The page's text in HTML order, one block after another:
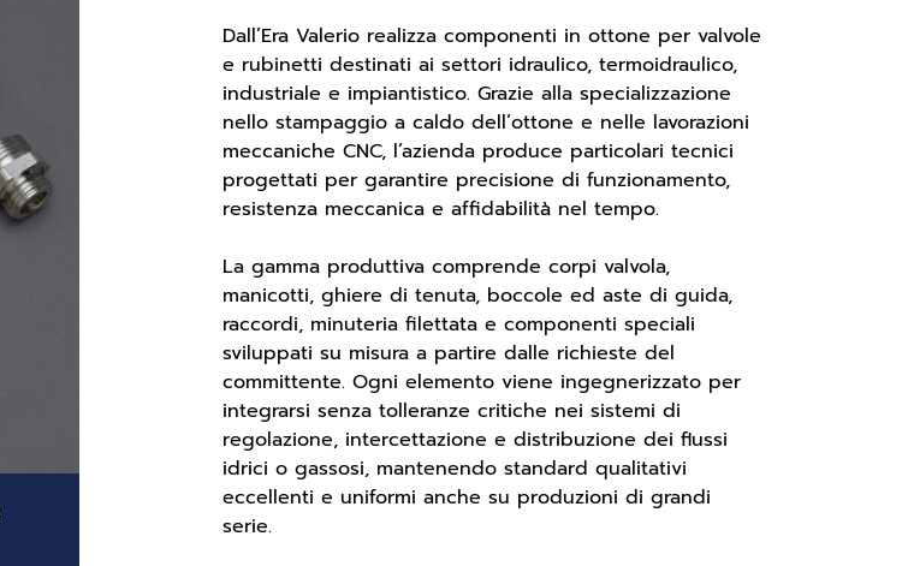
Dall’Era Valerio realizza componenti in ottone per valvole
e rubinetti destinati ai settori idraulico, termoidraulico,
industriale e impiantistico. Grazie alla specializzazione
nello stampaggio a caldo dell’ottone e nelle lavorazioni
meccaniche CNC, l’azienda produce particolari tecnici
progettati per garantire precisione di funzionamento,
resistenza meccanica e affidabilità nel tempo.
La gamma produttiva comprende corpi valvola,
manicotti, ghiere di tenuta, boccole ed aste di guida,
raccordi, minuteria filettata e componenti speciali
sviluppati su misura a partire dalle richieste del
committente. Ogni elemento viene ingegnerizzato per
integrarsi senza tolleranze critiche nei sistemi di
regolazione, intercettazione e distribuzione dei flussi
idrici o gassosi, mantenendo standard qualitativi
eccellenti e uniformi anche su produzioni di grandi
serie.